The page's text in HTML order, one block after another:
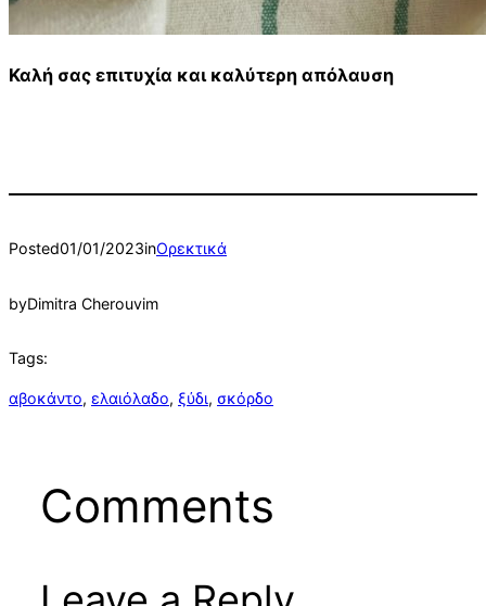
Καλή σας επιτυχία και καλύτερη απόλαυση
Posted01/01/2023inΟρεκτικά
byDimitra Cherouvim
Tags:
αβοκάντο, ελαιόλαδο, ξύδι, σκόρδο
Comments